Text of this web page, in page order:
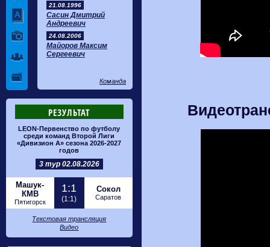
21.08.1996
Сасин Дмитрий
Андреевич
24.08.2006
Майоров Максим
Сергеевич
Команда
РЕЗУЛЬТАТ
LEON-Первенство по футболу
среди команд Второй Лиги
«Дивизион А» сезона 2026-2027
годов
3 тур 02.08.2026
Машук-
КМВ
Пятигорск
1:1
(1:1)
Сокол
Саратов
Текстовая трансляция
Видео